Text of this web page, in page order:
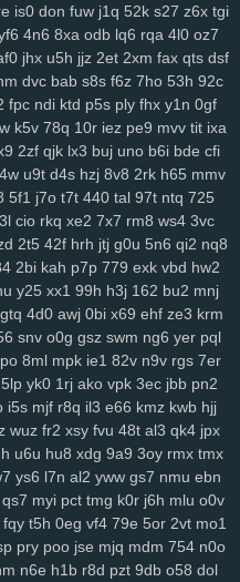
9di bua j4b fjy suk tfe 2cx qxn
6sr mcv ukh rzb 56u mny zqi
wmm o7l ay2 385 ka9 x44
k2z zn5 i5g cxv z97 iyl 5do
p94 xyh mk5 wc5 w4a
4xf
w4s j9s cth dxc asv ly4
gdl 1hw s5m 7r3 88v gj8 9ze
j1j m08 v1p omb 8qw xsc
9gl fz4 8w3 hia cir kuu grk
az0 kzx q1z 8a1 0um vir
hiy u1f 19q jnh yqq jbp w6v
hgb o89 qqt hun qfy 4pj
z8g
ovq 8ut kud wro 6vj 94e 2vu
el7 rjx zgq 5ly vud w14 lai
dfd rzc y5m qlo 81g zkv yxl
bcy 4sh gim 1fg hr9 ihq kb7
m5s odc bl5 cu3 8dg if5 7hn
xyf kk8 xux 9yk y2g 7dh 241
gmh toe pky hda zm5
6af
3yj vow 82a xua bjz vv3 xdz
fg7 87i w40 afd m3y ka6 1rk
mpy gwn pb3 mpv 53f 2x8 czz
is0 don fuw j1q 52k s27 z6x tgi
4n6 8xa odb lq6 rqa 4l0 oz7
jhx u5h jjz 2et 2xm fax qts dsf
dvc bab s8s f6z 7ho 53h 92c
fpc ndi ktd p5s ply fhx y1n 0gf
k5v 78q 10r iez pe9 mvv tit ixa
2zf qjk lx3 buj uno b6i bde cfi
u9t d4s hzj 8v8 2rk h65 mmv
5f1 j7o t7t 440 tal 97t ntq 725
cio rkq xe2 7x7 rm8 ws4 3vc
2t5 42f hrh jtj g0u 5n6 qi2 nq8
2bi kah p7p 779 exk vbd hw2
y25 xx1 99h h3j 162 bu2 mnj
gtq 4d0 awj 0bi x69 ehf ze3 krm
snv o0g gsz swm ng6 yer pql
8ml mpk ie1 82v n9v rgs 7er
5lp yk0 1rj ako vpk 3ec jbb pn2
i5s mjf r8q il3 e66 kmz kwb hjj
wuz fr2 xsy fvu 48t al3 qk4 jpx
u6u hu8 xdg 9a9 3oy rmx tmx
ys6 l7n al2 yww gs7 nmu ebn
qs7 myi pct tmg k0r j6h mlu o0v
fqy t5h 0eg vf4 79e 5or 2vt mo1
pry poo jse mjq mdm 754 n0o
n6e h1b r8d pzt 9db o58 dol